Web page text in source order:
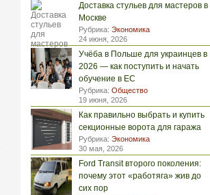
Доставка стульев для мастеров в
Москве
Рубрика: Экономика
24 июня, 2026
Учёба в Польше для украинцев в
2026 — как поступить и начать
обучение в ЕС
Рубрика: Общество
19 июня, 2026
Как правильно выбрать и купить
секционные ворота для гаража
Рубрика: Экономика
30 мая, 2026
Ford Transit второго поколения:
почему этот «работяга» жив до
сих пор